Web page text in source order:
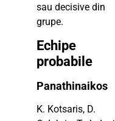
sau decisive din
grupe.
Echipe
probabile
Panathinaikos
K. Kotsaris, D.